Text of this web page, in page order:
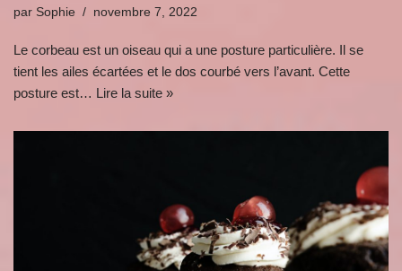
par Sophie novembre 7, 2022
Le corbeau est un oiseau qui a une posture particulière. Il se
tient les ailes écartées et le dos courbé vers l’avant. Cette
posture est… Lire la suite »